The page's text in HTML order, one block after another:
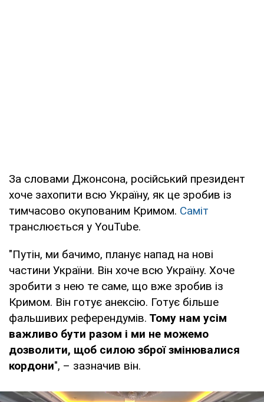
За словами Джонсона, російський президент
хоче захопити всю Україну, як це зробив із
тимчасово окупованим Кримом. Саміт
транслюється у YouTube.
"Путін, ми бачимо, планує напад на нові
частини України. Він хоче всю Україну. Хоче
зробити з нею те саме, що вже зробив із
Кримом. Він готує анексію. Готує більше
фальшивих референдумів. Тому нам усім
важливо бути разом і ми не можемо
дозволити, щоб силою зброї змінювалися
кордони", – зазначив він.